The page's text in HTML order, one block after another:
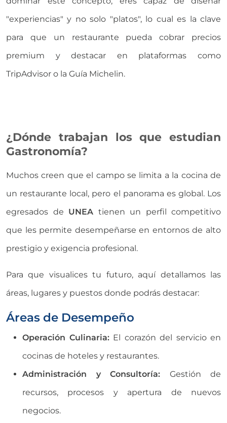
"experiencias" y no solo "platos", lo cual es la clave
para que un restaurante pueda cobrar precios
premium y destacar en plataformas como
TripAdvisor o la Guía Michelin.
¿Dónde trabajan los que estudian
Gastronomía?
Muchos creen que el campo se limita a la cocina de
un restaurante local, pero el panorama es global. Los
egresados de UNEA tienen un perfil competitivo
que les permite desempeñarse en entornos de alto
prestigio y exigencia profesional.
Para que visualices tu futuro, aquí detallamos las
áreas, lugares y puestos donde podrás destacar:
Áreas de Desempeño
Operación Culinaria:El corazón del servicio en
cocinas de hoteles y restaurantes.
Administración y Consultoría: Gestión de
recursos, procesos y apertura de nuevos
negocios.